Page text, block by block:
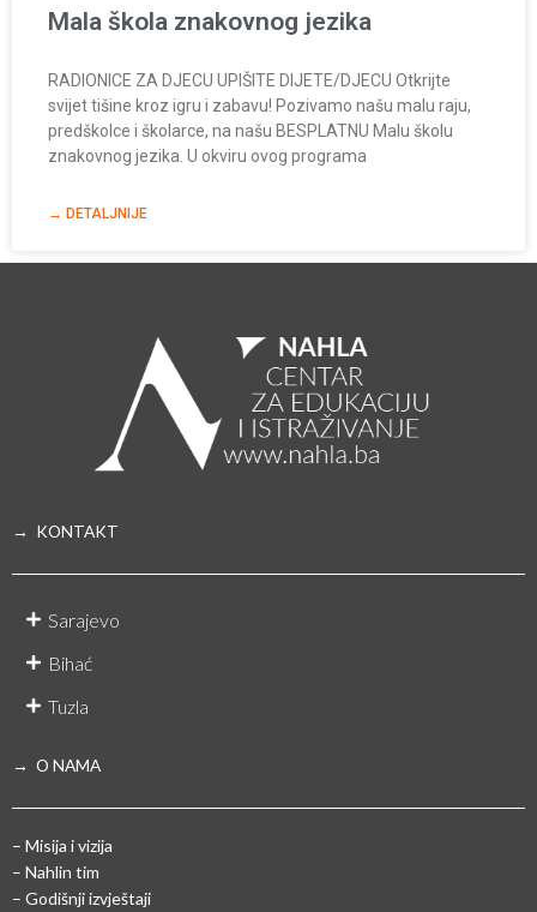
Mala škola znakovnog jezika
RADIONICE ZA DJECU UPIŠITE DIJETE/DJECU Otkrijte
svijet tišine kroz igru i zabavu! Pozivamo našu malu raju,
predškolce i školarce, na našu BESPLATNU Malu školu
znakovnog jezika. U okviru ovog programa
→ DETALJNIJE
→ KONTAKT
Sarajevo
Bihać
Tuzla
→ O NAMA
– Misija i vizija
– Nahlin tim
– Godišnji izvještaji